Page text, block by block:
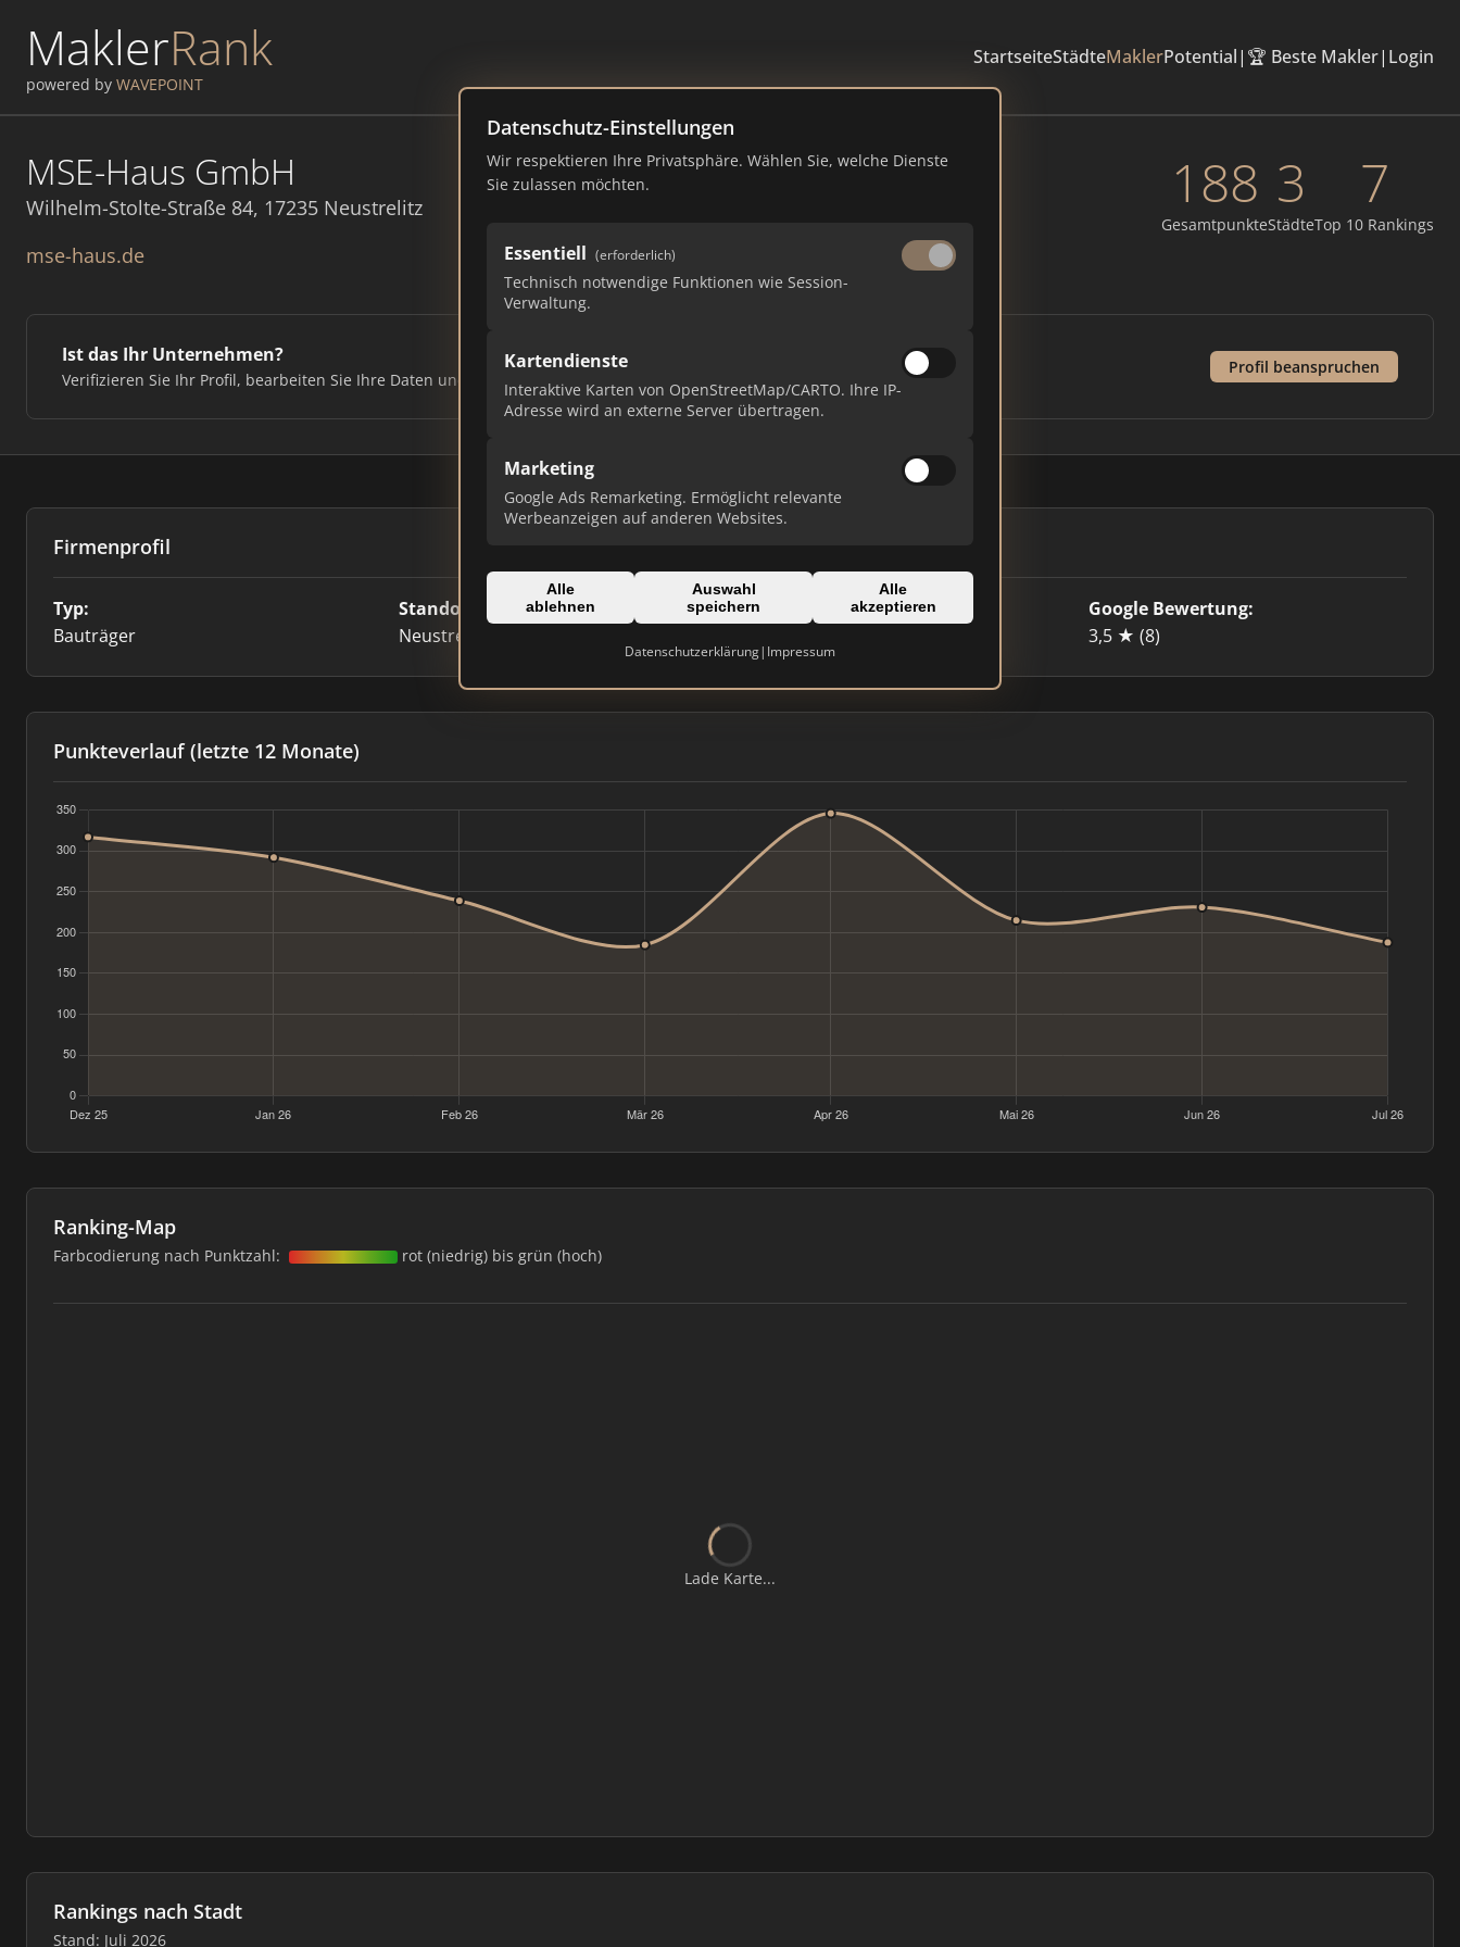
MaklerRank
powered by WAVEPOINT
StartseiteStädteMaklerPotential| 🏆 Beste Makler| Login
Datenschutz-Einstellungen
Wir respektieren Ihre Privatsphäre. Wählen Sie, welche Dienste
Sie zulassen möchten.
Essentiell (erforderlich)
Technisch notwendige Funktionen wie Session-
Verwaltung.
Kartendienste
Interaktive Karten von OpenStreetMap/CARTO. Ihre IP-
Adresse wird an externe Server übertragen.
Marketing
Google Ads Remarketing. Ermöglicht relevante
Werbeanzeigen auf anderen Websites.
Alle
ablehnen
Auswahl
speichern
Alle
akzeptieren
Datenschutzerklärung| Impressum
MSE-Haus GmbH
Wilhelm-Stolte-Straße 84, 17235 Neustrelitz
mse-haus.de
188
Gesamtpunkte
3
Städte
7
Top 10 Rankings
Ist das Ihr Unternehmen?
Verifizieren Sie Ihr Profil, bearbeiten Sie Ihre Daten und erhalten Sie monatliche Ranking-Updates.
Profil beanspruchen
Firmenprofil
Typ:
Bauträger
Standort:
Neustrelitz
Domain:
Google Bewertung:
3,5 ★ (8)
Punkteverlauf (letzte 12 Monate)
Ranking-Map
Farbcodierung nach Punktzahl: rot (niedrig) bis grün (hoch)
Lade Karte...
Rankings nach Stadt
Stand: Juli 2026